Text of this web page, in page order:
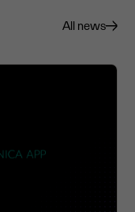
All news